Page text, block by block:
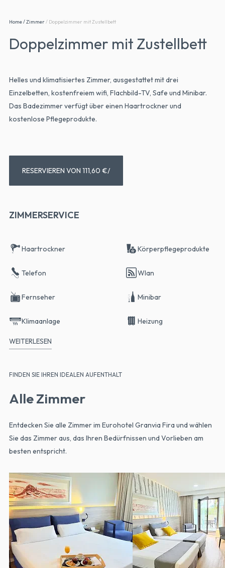
Home/Zimmer/ Doppelzimmer mit Zustellbett
Doppelzimmer mit Zustellbett
Helles und klimatisiertes Zimmer, ausgestattet mit drei
Einzelbetten, kostenfreiem wifi, Flachbild-TV, Safe und Minibar.
Das Badezimmer verfügt über einen Haartrockner und
kostenlose Pflegeprodukte.
RESERVIEREN VON 111,60 €/
ZIMMERSERVICE
Haartrockner Körperpflegeprodukte
Telefon Wlan
Fernseher Minibar
Klimaanlage Heizung
Tresor
WEITERLESEN
FINDEN SIE IHREN IDEALEN AUFENTHALT
Alle Zimmer
Entdecken Sie alle Zimmer im Eurohotel Granvia Fira und wählen
Sie das Zimmer aus, das Ihren Bedürfnissen und Vorlieben am
besten entspricht.